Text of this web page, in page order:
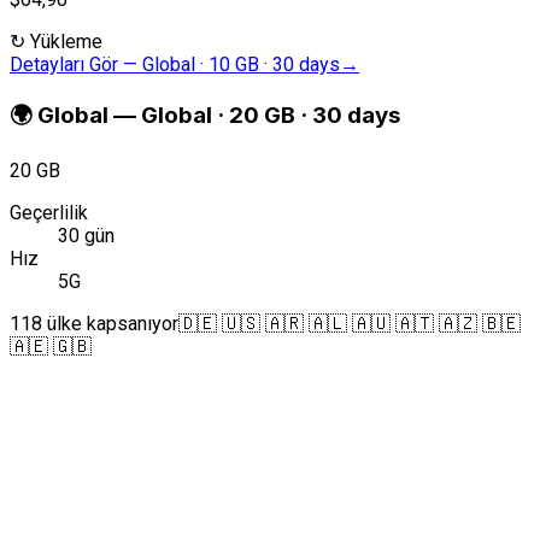
↻ Yükleme
Detayları Gör — Global · 10 GB · 30 days →
🌍 Global — Global · 20 GB · 30 days
20 GB
Geçerlilik
30 gün
Hız
5G
118 ülke kapsanıyor🇩🇪 🇺🇸 🇦🇷 🇦🇱 🇦🇺 🇦🇹 🇦🇿 🇧🇪
🇦🇪 🇬🇧